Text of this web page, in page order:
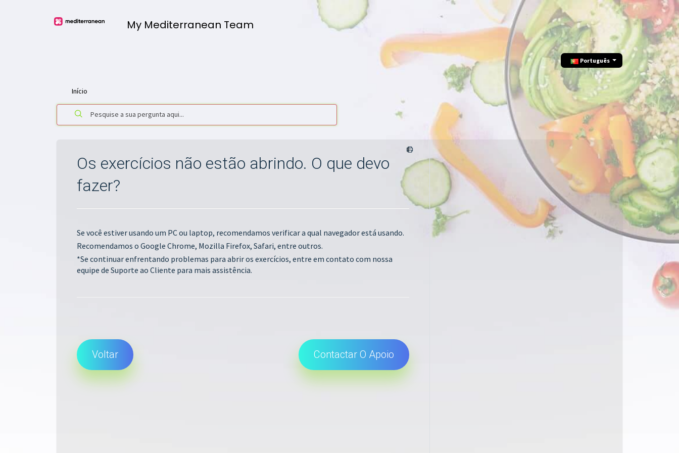
My Mediterranean Team
Português
Início
Os exercícios não estão abrindo. O que devo
fazer?
Se você estiver usando um PC ou laptop, recomendamos verificar a qual navegador está usando.
Recomendamos o Google Chrome, Mozilla Firefox, Safari, entre outros.
*Se continuar enfrentando problemas para abrir os exercícios, entre em contato com nossa
equipe de Suporte ao Cliente para mais assistência.
Voltar Contactar O Apoio